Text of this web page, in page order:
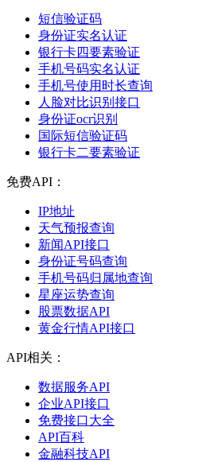
短信验证码
身份证实名认证
银行卡四要素验证
手机号码实名认证
手机号使用时长查询
人脸对比识别接口
身份证ocr识别
国际短信验证码
银行卡二要素验证
免费API：
IP地址
天气预报查询
新闻API接口
身份证号码查询
手机号码归属地查询
星座运势查询
股票数据API
黄金行情API接口
API相关：
数据服务API
企业API接口
免费接口大全
API百科
金融科技API